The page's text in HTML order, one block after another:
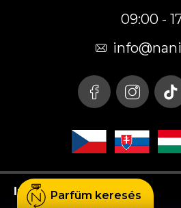
09:00 -
info@
InstagramParfüm keresés